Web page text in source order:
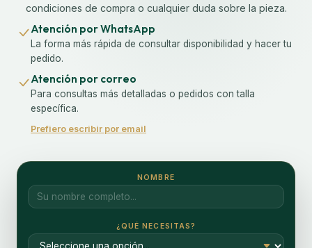
condiciones de compra o cualquier duda sobre la pieza.
Atención por WhatsApp
La forma más rápida de consultar disponibilidad y hacer tu
pedido.
Atención por correo
Para consultas más detalladas o pedidos con talla
específica.
Prefiero escribir por email
NOMBRE
¿QUÉ NECESITAS?